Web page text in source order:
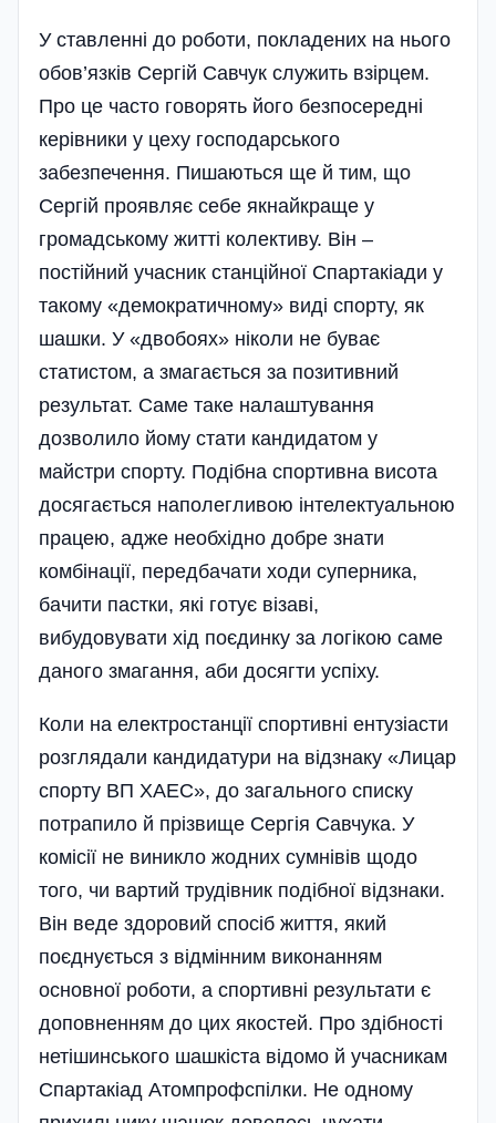
У ставленні до роботи, покладених на нього
обов’язків Сергій Савчук служить взірцем.
Про це часто говорять його безпосередні
керівники у цеху господарського
забезпечення. Пишаються ще й тим, що
Сергій проявляє себе якнайкраще у
громадському житті колективу. Він –
постійний учасник станційної Спартакіади у
такому «демократичному» виді спорту, як
шашки. У «двобоях» ніколи не буває
статистом, а змагається за позитивний
результат. Саме таке налаштування
дозволило йому стати кандидатом у
майстри спорту. Подібна спортивна висота
досягається наполегливою інтелектуальною
пра­цею, адже необхідно добре знати
комбінації, передбачати ходи суперника,
бачити пастки, які готує візаві,
вибудовувати хід поєдинку за логікою саме
даного змагання, аби досягти успіху.
Коли на електростанції спор­тивні ентузіасти
розглядали кандидатури на відзнаку «Лицар
спорту ВП ХАЕС», до загального списку
потрапило й прізвище Сергія Савчука. У
комісії не виникло жодних сумнівів щодо
того, чи вартий труді­вник подібної відзнаки.
Він веде здоровий спосіб життя, який
поєднується з відмінним виконанням
основної роботи, а спортивні результати є
доповненням до цих якостей. Про здібності
нетішинського шашкіста відомо й учасникам
Спартакіад Атомпрофспілки. Не одному